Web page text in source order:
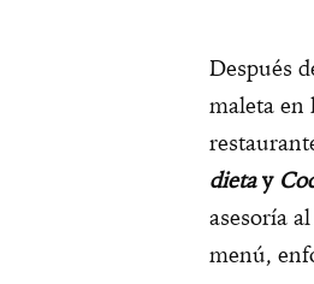
Después
maleta en
dietay
asesoría
menú,